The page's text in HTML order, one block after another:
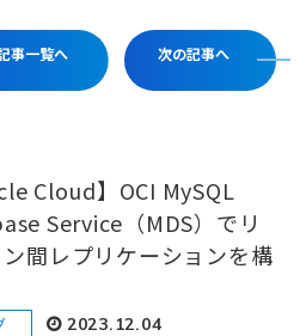
事一覧へ 次の記事へ
Cloud】OCI MySQL
Service（MDS）でリ
間レプリケーションを構
2023.12.04